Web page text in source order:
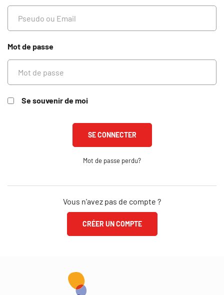
Mot de passe
Se souvenir de moi
Mot de passe perdu?
Vous n'avez pas de compte ?
CRÉER UN COMPTE